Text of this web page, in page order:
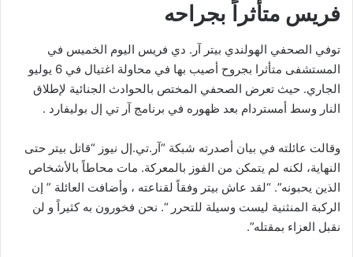
فريس متأثراً بجراحه
توفي الصحفي الهولندي بيتر آر. دي فريس اليوم الخميس في
المستشفى متأثرا بجروح أصيب بها في محاولة اغتيال في 6 يوليو
الجاري. حيث تعرض الصحفي المختص بالحوادث الجنائية لإطلاق
النار وسط أمستردام بعد ظهوره في برنامج آر تي إل بوليفارد .
وقالت عائلته في بيان أصدرته شبكة “آر.تي.إل نيوز “قاتل بيتر حتى
النهاية، لكنه لم يتمكن من الفوز بالمعركة. مات محاطاً بالأشخاص
الذين يحبونه”. “لقد عاش بيتر وفقاً لقناعته ، وأضافت العائلة ” إن
الركبة المنثنية ليست وسيلة للتحرر “. نحن فخورون به كثيراً و لن
نقبل العزاء بمقتله”.